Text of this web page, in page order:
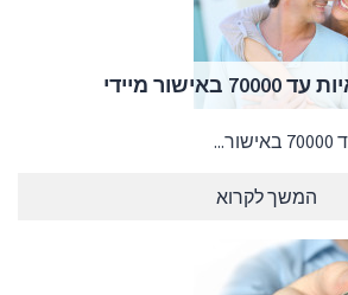
מיידי
המשך לקרוא